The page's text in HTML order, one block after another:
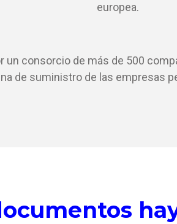
europea.
un consorcio de más de 500
de suministro de las empresas